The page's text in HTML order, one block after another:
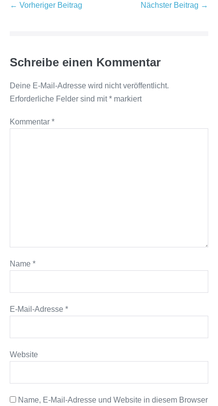
Beitragsnavigation
← Vorheriger Beitrag Nächster Beitrag →
Schreibe einen Kommentar
Deine E-Mail-Adresse wird nicht veröffentlicht.
Erforderliche Felder sind mit* markiert
Kommentar *
Name *
E-Mail-Adresse *
Website
Name, E-Mail-Adresse und Website in diesem Browser